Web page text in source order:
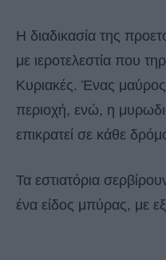
Η διαδικασία της
με ιεροτελεστία που
Κυριακές. Ένας
περιοχή, ενώ, η
επικρατεί σε κάθε
Τα εστιατόρια
ένα είδος μπύρας, με